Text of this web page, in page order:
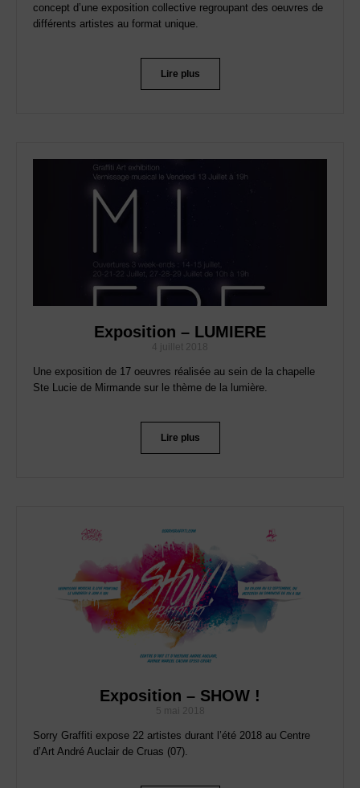
concept d’une exposition collective regroupant des oeuvres de
différents artistes au format unique.
Lire plus
Exposition – LUMIERE
4 juillet 2018
Une exposition de 17 oeuvres réalisée au sein de la chapelle
Ste Lucie de Mirmande sur le thème de la lumière.
Lire plus
Exposition – SHOW !
5 mai 2018
Sorry Graffiti expose 22 artistes durant l’été 2018 au Centre
d’Art André Auclair de Cruas (07).